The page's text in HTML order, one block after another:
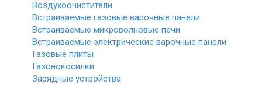
Воздухоочистители
Встраиваемые газовые варочные панели
Встраиваемые микроволновые печи
Встраиваемые электрические варочные панели
Газовые плиты
Газонокосилки
Зарядные устройства